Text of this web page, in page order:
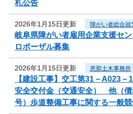
札公告
2026年1月15日更新 障がい者総合就
岐阜県障がい者雇用企業支援セ
ロポーザル募集
2026年1月15日更新 恵那土木事務所
【建設工事】交工第31－A023
安全交付金（交通安全） 他（債
号）歩道整備工事に関する一般